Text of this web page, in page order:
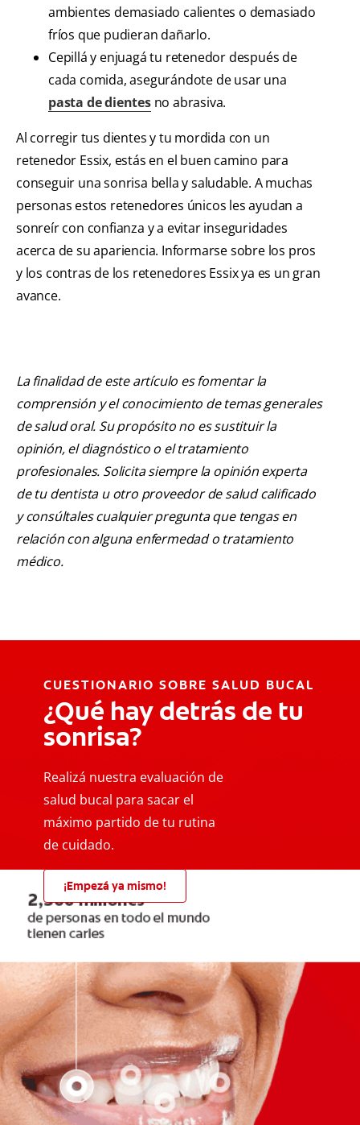
ambientes demasiado calientes o demasiado
fríos que pudieran dañarlo.
Cepillá y enjuagá tu retenedor después de
cada comida, asegurándote de usar una
pasta de dientesno abrasiva.
Al corregir tus dientes y tu mordida con un
retenedor Essix, estás en el buen camino para
conseguir una sonrisa bella y saludable. A muchas
personas estos retenedores únicos les ayudan a
sonreír con confianza y a evitar inseguridades
acerca de su apariencia. Informarse sobre los pros
y los contras de los retenedores Essix ya es un gran
avance.
La finalidad de este artículo es fomentar la
comprensión y el conocimiento de temas generales
de salud oral. Su propósito no es sustituir la
opinión, el diagnóstico o el tratamiento
profesionales. Solicita siempre la opinión experta
de tu dentista u otro proveedor de salud calificado
y consúltales cualquier pregunta que tengas en
relación con alguna enfermedad o tratamiento
médico.
CUESTIONARIO SOBRE SALUD BUCAL
¿Qué hay detrás de tu
sonrisa?
Realizá nuestra evaluación de
salud bucal para sacar el
máximo partido de tu rutina
de cuidado.
¡Empezá ya mismo!